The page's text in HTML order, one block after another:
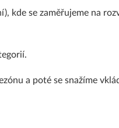
kde se zaměřujeme na
a poté se snažíme